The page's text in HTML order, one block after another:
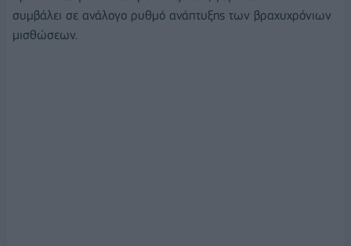
συμβάλει σε ανάλογο ρυθμό ανάπτυξης των βραχυχρόνιων
μισθώσεων.